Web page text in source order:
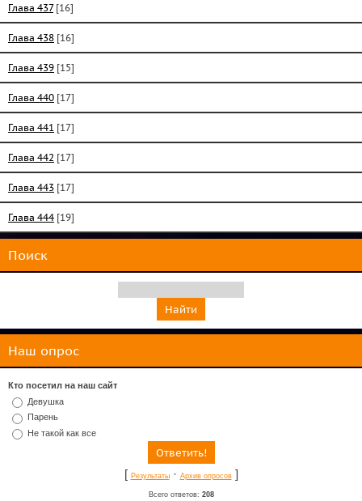
Глава 437 [16]
Глава 438 [16]
Глава 439 [15]
Глава 440 [17]
Глава 441 [17]
Глава 442 [17]
Глава 443 [17]
Глава 444 [19]
Поиск
Наш опрос
Кто посетил на наш сайт
Девушка
Парень
Не такой как все
[ Результаты· Архив опросов]
Всего ответов: 208